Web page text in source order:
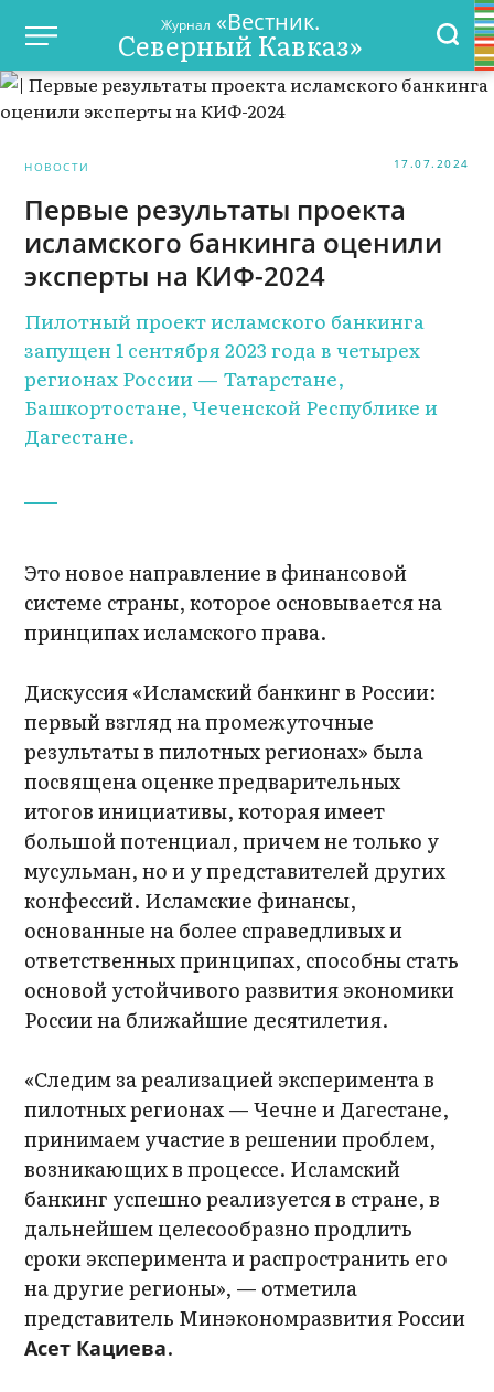
Журнал «Вестник.
Северный Кавказ»
НОВОСТИ 17.07.2024
Первые результаты проекта
исламского банкинга оценили
эксперты на КИФ-2024
Пилотный проект исламского банкинга
запущен 1 сентября 2023 года в четырех
регионах России — Татарстане,
Башкортостане, Чеченской Республике и
Дагестане.
Это новое направление в финансовой
системе страны, которое основывается на
принципах исламского права.
Дискуссия «Исламский банкинг в России:
первый взгляд на промежуточные
результаты в пилотных регионах» была
посвящена оценке предварительных
итогов инициативы, которая имеет
большой потенциал, причем не только у
мусульман, но и у представителей других
конфессий. Исламские финансы,
основанные на более справедливых и
ответственных принципах, способны стать
основой устойчивого развития экономики
России на ближайшие десятилетия.
«Следим за реализацией эксперимента в
пилотных регионах — Чечне и Дагестане,
принимаем участие в решении проблем,
возникающих в процессе. Исламский
банкинг успешно реализуется в стране, в
дальнейшем целесообразно продлить
сроки эксперимента и распространить его
на другие регионы», — отметила
представитель Минэкономразвития России
Асет Кациева.